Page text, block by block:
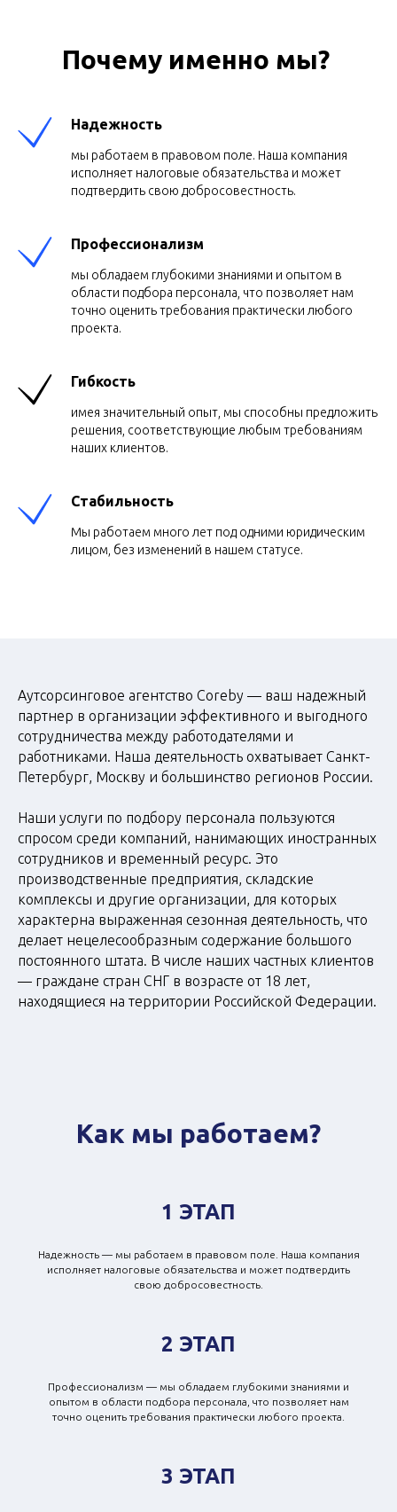
Почему именно мы?
Надежность
мы работаем в правовом поле. Наша компания
исполняет налоговые обязательства и может
подтвердить свою добросовестность.
Профессионализм
мы обладаем глубокими знаниями и опытом в
области подбора персонала, что позволяет нам
точно оценить требования практически любого
проекта.
Гибкость
имея значительный опыт, мы способны предложить
решения, соответствующие любым требованиям
наших клиентов.
Стабильность
Мы работаем много лет под одними юридическим
лицом, без изменений в нашем статусе.
Аутсорсинговое агентство Coreby — ваш надежный
партнер в организации эффективного и выгодного
сотрудничества между работодателями и
работниками. Наша деятельность охватывает Санкт-
Петербург, Москву и большинство регионов России.
Наши услуги по подбору персонала пользуются
спросом среди компаний, нанимающих иностранных
сотрудников и временный ресурс. Это
производственные предприятия, складские
комплексы и другие организации, для которых
характерна выраженная сезонная деятельность, что
делает нецелесообразным содержание большого
постоянного штата. В числе наших частных клиентов
— граждане стран СНГ в возрасте от 18 лет,
находящиеся на территории Российской Федерации.
Как мы работаем?
1 ЭТАП
Надежность — мы работаем в правовом поле. Наша компания
исполняет налоговые обязательства и может подтвердить
свою добросовестность.
2 ЭТАП
Профессионализм — мы обладаем глубокими знаниями и
опытом в области подбора персонала, что позволяет нам
точно оценить требования практически любого проекта.
3 ЭТАП